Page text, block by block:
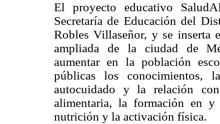
El proyecto educativo
Secretaría de Educación del
Robles Villaseñor, y se inserta
ampliada de la ciudad de
aumentar en la población
públicas los conocimientos,
autocuidado y la relación
alimentaria, la formación en
nutrición y la activación física.